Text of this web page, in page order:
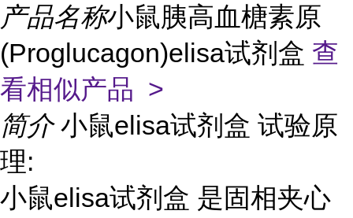
产品名称小鼠胰高血榶素原
(Proglucagon)elisa试剂盒 查
看相似产品 >
简介 小鼠elisa试剂盒 试验原
理:
小鼠elisa试剂盒 是固相夹心